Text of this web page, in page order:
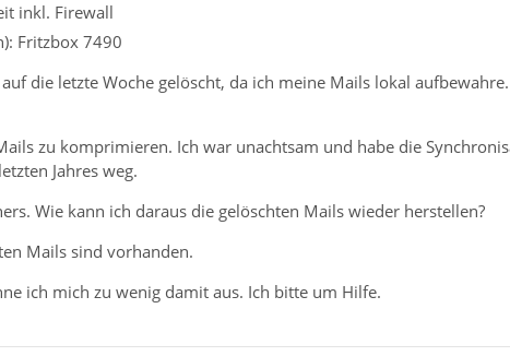
inkl. Firewall
Fritzbox 7490
die letzte Woche gelöscht, da ich meine Mails lokal
zu komprimieren. Ich war unachtsam und habe die
Jahres weg.
Wie kann ich daraus die gelöschten Mails wieder herstellen?
Mails sind vorhanden.
ich mich zu wenig damit aus. Ich bitte um Hilfe.